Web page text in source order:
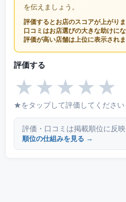
を伝えましょう。
評価するとお店のスコアが上がり
口コミはお店選びの大きな助けに
評価が高い店舗は上位に表示され
評価する
★ ★ ★ ★ ★
★をタップして評価してください
評価・口コミは掲載順位に反
順位の仕組みを見る →